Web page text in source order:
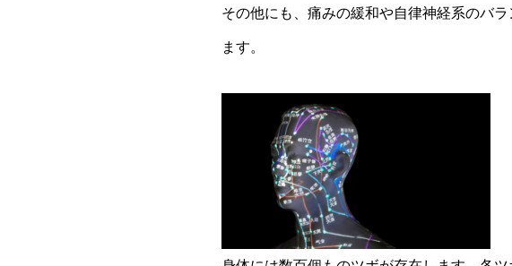
その他にも、痛みの緩和や自律神経系のバ
ます。